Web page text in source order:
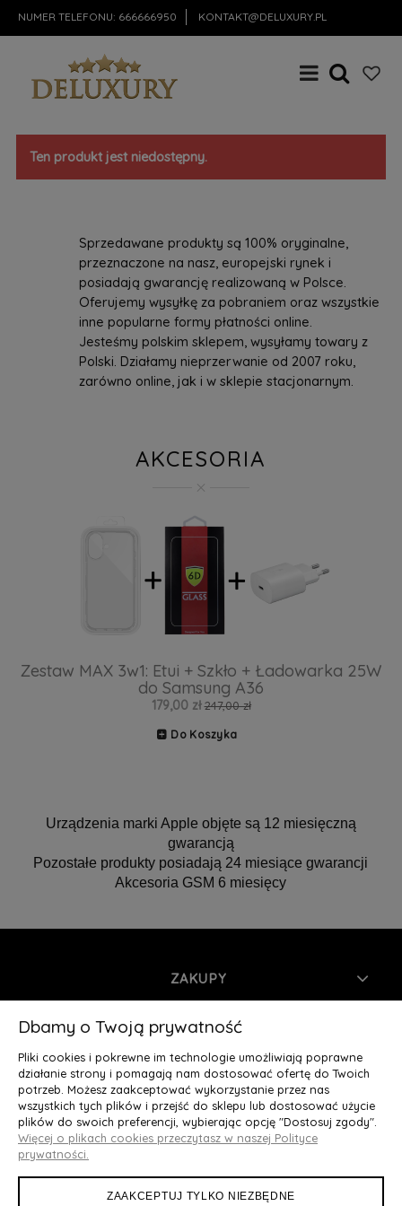
NUMER TELEFONU: 666666950 KONTAKT@DELUXURY.PL
Ten produkt jest niedostępny.
Sprzedawane produkty są 100% oryginalne,
przeznaczone na nasz, europejski rynek i
posiadają gwarancję realizowaną w Polsce.
Oferujemy wysyłkę za pobraniem oraz wszystkie
inne popularne formy płatności online.
Jesteśmy polskim sklepem, wysyłamy towary z
Polski. Działamy nieprzerwanie od 2007 roku,
zarówno online, jak i w sklepie stacjonarnym.
AKCESORIA
Zestaw MAX 3w1: Etui + Szkło + Ładowarka 25W
do Samsung A36
179,00 zł 247,00 zł
Do Koszyka
Urządzenia marki Apple objęte są 12 miesięczną
gwarancją
Pozostałe produkty posiadają 24 miesiące gwarancji
Akcesoria GSM 6 miesięcy
ZAKUPY
INFORMACJE
MOJE KONTO
O NAS
Deluxury.pl
Dbamy o Twoją prywatność
Pliki cookies i pokrewne im technologie umożliwiają poprawne
działanie strony i pomagają nam dostosować ofertę do Twoich
potrzeb. Możesz zaakceptować wykorzystanie przez nas
wszystkich tych plików i przejść do sklepu lub dostosować użycie
plików do swoich preferencji, wybierając opcję "Dostosuj zgody".
Więcej o plikach cookies przeczytasz w naszej Polityce
prywatności.
ZAAKCEPTUJ TYLKO NIEZBĘDNE